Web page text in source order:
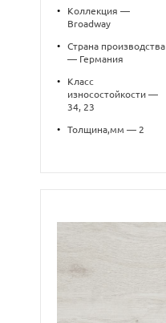
•
Коллекция —
Broadway
•
Страна производства
— Германия
•
Класс
износостойкости —
34, 23
• Толщина,мм — 2